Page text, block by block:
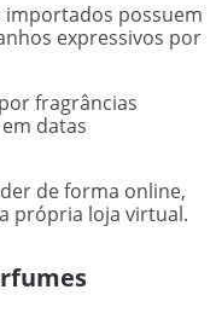
importados possuem
expressivos por
fragrâncias
datas
de forma online,
própria loja virtual.